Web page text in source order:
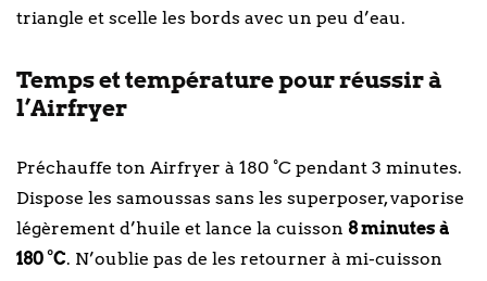
triangle et scelle les bords avec un peu d’eau.
Temps et température pour réussir à
l’Airfryer
Préchauffe ton Airfryer à 180 °C pendant 3 minutes.
Dispose les samoussas sans les superposer, vaporise
légèrement d’huile et lance la cuisson 8 minutes à
180 °C. N’oublie pas de les retourner à mi-cuisson